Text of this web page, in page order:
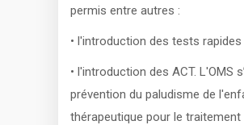
permis entre autres :
• l'introduction des tests
• l'introduction des ACT.
prévention du paludisme de
thérapeutique pour le